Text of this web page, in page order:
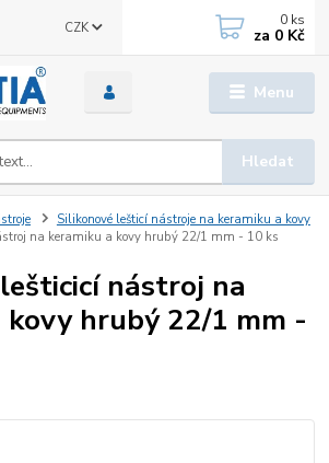
Menu
CZK
Hledat
0 ks
za 0 Kč
Silikonové lešticí nástroje na keramiku a kovy
na keramiku a kovy hrubý 22/1 mm - 10 ks
nástroj na
kovy hrubý 22/1 mm -